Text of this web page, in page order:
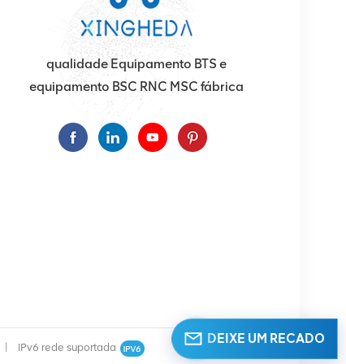
qualidade Equipamento BTS e
equipamento BSC RNC MSC fábrica
IPv6 rede suportada
DEIXE UM RECADO